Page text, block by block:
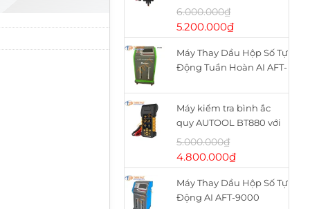
máy in nhiệt
6.000.000₫
Giá
gốc
là:
6.000.000₫.
5.200.000₫Giá
hiện
tại
là:
Máy Thay Dầu Hộp Số Tự
Động Tuần Hoàn AI AFT-
Máy kiểm tra bình ắc
quy AUTOOL BT880 với
máy in nhiệt
5.000.000₫
Giá
gốc
là:
5.000.000₫.
4.800.000₫Giá
hiện
tại
là:
Máy Thay Dầu Hộp Số Tự
Động AI AFT-9000